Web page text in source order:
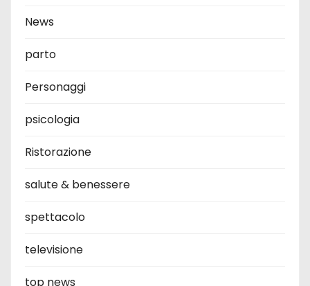
News
parto
Personaggi
psicologia
Ristorazione
salute & benessere
spettacolo
televisione
top news